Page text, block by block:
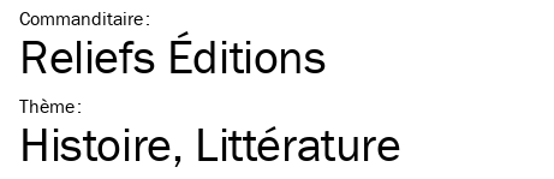
Commanditaire:
Reliefs Éditions
Thème:
Histoire Littérature